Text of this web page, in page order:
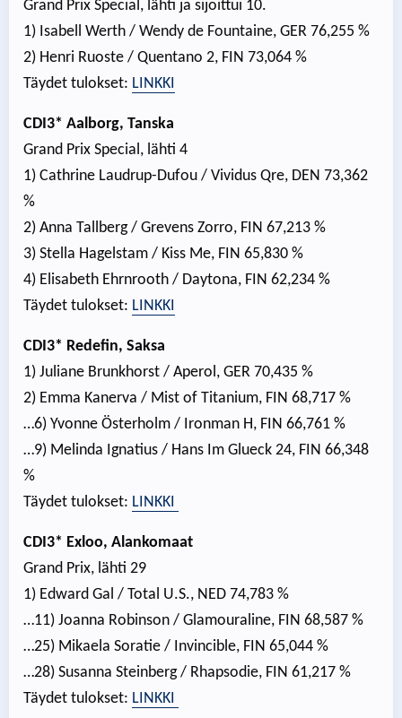
Grand Prix Special, lähti ja sijoittui 10.
1) Isabell Werth / Wendy de Fountaine, GER 76,255 %
2) Henri Ruoste / Quentano 2, FIN 73,064 %
Täydet tulokset: LINKKI
CDI3* Aalborg, Tanska
Grand Prix Special, lähti 4
1) Cathrine Laudrup-Dufou / Vividus Qre, DEN 73,362
%
2) Anna Tallberg / Grevens Zorro, FIN 67,213 %
3) Stella Hagelstam / Kiss Me, FIN 65,830 %
4) Elisabeth Ehrnrooth / Daytona, FIN 62,234 %
Täydet tulokset: LINKKI
CDI3* Redefin, Saksa
1) Juliane Brunkhorst / Aperol, GER 70,435 %
2) Emma Kanerva / Mist of Titanium, FIN 68,717 %
…6) Yvonne Österholm / Ironman H, FIN 66,761 %
…9) Melinda Ignatius / Hans Im Glueck 24, FIN 66,348
%
Täydet tulokset: LINKKI
CDI3* Exloo, Alankomaat
Grand Prix, lähti 29
1) Edward Gal / Total U.S., NED 74,783 %
…11) Joanna Robinson / Glamouraline, FIN 68,587 %
…25) Mikaela Soratie / Invincible, FIN 65,044 %
…28) Susanna Steinberg / Rhapsodie, FIN 61,217 %
Täydet tulokset: LINKKI